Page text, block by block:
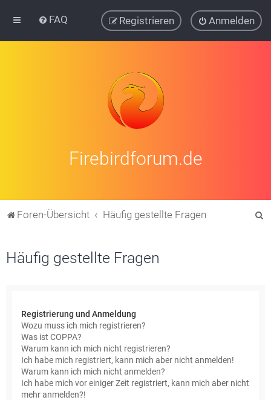
FAQ Anmelden
Registrieren
Firebirdforum.de
Foren-Übersicht Häufig gestellte Fragen
Häufig gestellte Fragen
Registrierung und Anmeldung
Wozu muss ich mich registrieren?
Was ist COPPA?
Warum kann ich mich nicht registrieren?
Ich habe mich registriert, kann mich aber nicht anmelden!
Warum kann ich mich nicht anmelden?
Ich habe mich vor einiger Zeit registriert, kann mich aber nicht
mehr anmelden?!